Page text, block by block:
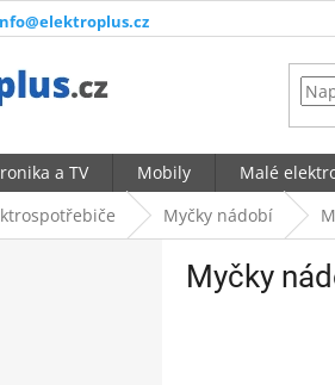
a TV Mobily Malé
Myčky nádobí
Myčky